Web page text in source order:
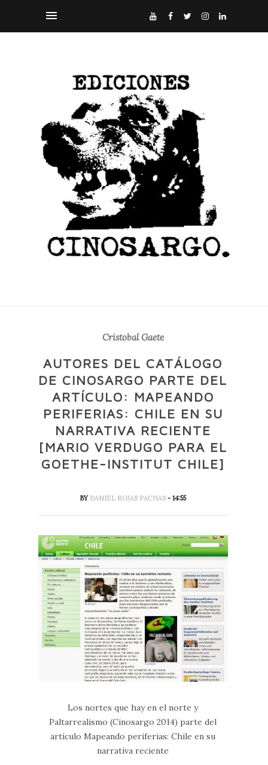
Cristobal Gaete
AUTORES DEL CATÁLOGO
DE CINOSARGO PARTE DEL
ARTÍCULO: MAPEANDO
PERIFERIAS: CHILE EN SU
NARRATIVA RECIENTE
[MARIO VERDUGO PARA EL
GOETHE-INSTITUT CHILE]
BY DANIEL ROJAS PACHAS- 14:55
Los nortes que hay en el norte y
Paltarrealismo (Cinosargo 2014) parte del
artículo Mapeando periferias: Chile en su
narrativa reciente